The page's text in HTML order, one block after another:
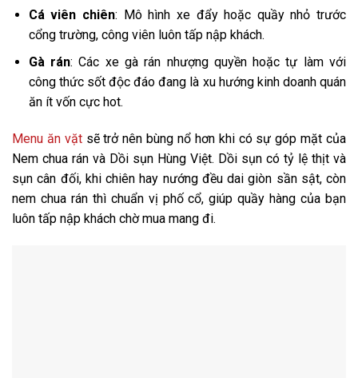
Cá viên chiên: Mô hình xe đẩy hoặc quầy nhỏ trước
cổng trường, công viên luôn tấp nập khách.
Gà rán: Các xe gà rán nhượng quyền hoặc tự làm với
công thức sốt độc đáo đang là xu hướng kinh doanh quán
ăn ít vốn cực hot.
Menu ăn vặtsẽ trở nên bùng nổ hơn khi có sự góp mặt của
Nem chua rán và Dồi sụn Hùng Việt. Dồi sụn có tỷ lệ thịt và
sụn cân đối, khi chiên hay nướng đều dai giòn sần sật, còn
nem chua rán thì chuẩn vị phố cổ, giúp quầy hàng của bạn
luôn tấp nập khách chờ mua mang đi.